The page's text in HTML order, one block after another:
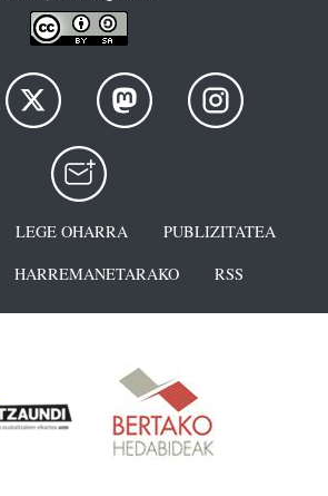
LEGE OHARRA
PUBLIZITATEA
HARREMANETARAKO RSS